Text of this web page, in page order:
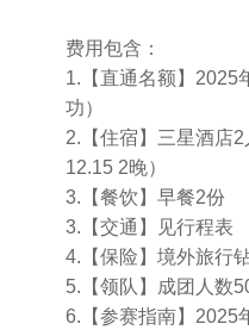
费用包含：
1.【直通名额】2025
功）
2.【住宿】三星酒店
12.15 2晚）
3.【餐饮】早餐2份
3.【交通】见行程表
4.【保险】境外旅行
5.【领队】成团人数
6.【参赛指南】2025